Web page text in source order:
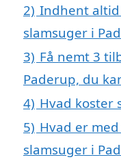
2) Indhent
slamsuger i
3) Få nemt 3
Paderup, du
4) Hvad koster
5) Hvad er
slamsuger i